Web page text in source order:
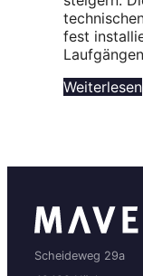
fest
Weiterlesen
Scheideweg 29a